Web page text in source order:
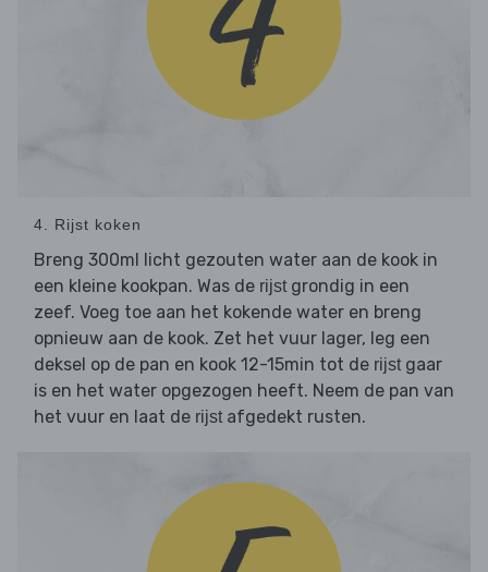
4. Rijst koken
Breng 300ml licht gezouten water aan de kook in
een kleine kookpan. Was de rijst grondig in een
zeef. Voeg toe aan het kokende water en breng
opnieuw aan de kook. Zet het vuur lager, leg een
deksel op de pan en kook 12-15min tot de rijst gaar
is en het water opgezogen heeft. Neem de pan van
het vuur en laat de rijst afgedekt rusten.